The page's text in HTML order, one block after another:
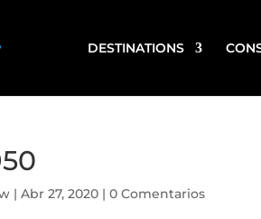
DESTINATIONS
|Abr 27, 2020 |0 Comentarios